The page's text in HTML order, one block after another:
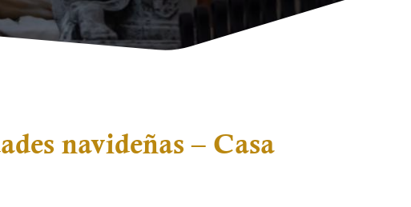
navideñas – Casa